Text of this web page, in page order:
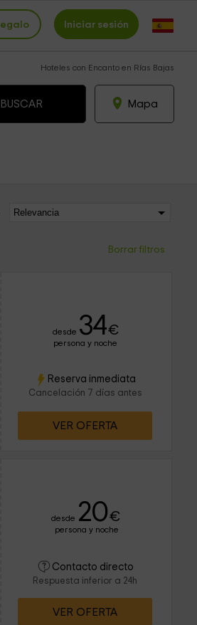
Iniciar sesión
Hoteles con Encanto en Rías Bajas
Mapa
Borrar filtros
desde 34€
persona y noche
Reserva inmediata
Cancelación 7 días antes
VER OFERTA
desde 20€
persona y noche
Contacto directo
Respuesta inferior a 24h
VER OFERTA